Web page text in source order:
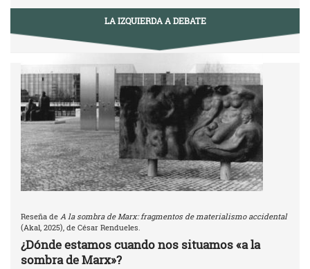
LA IZQUIERDA A DEBATE
Reseña de A la sombra de Marx: fragmentos de materialismo accidental
(Akal, 2025), de César Rendueles.
¿Dónde estamos cuando nos situamos «a la
sombra de Marx»?